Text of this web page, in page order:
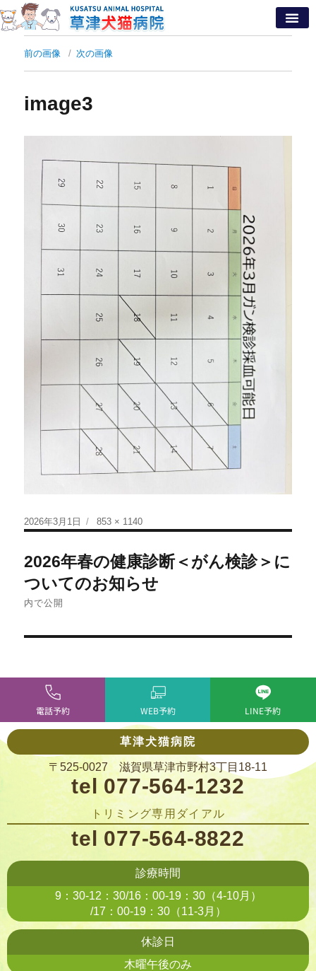
前の画像 次の画像
image3
2026年3月1日 853 × 1140
2026年春の健康診断＜がん検診＞に
ついてのお知らせ
内で公開
電話予約 WEB予約 LINE予約
草津犬猫病院
〒525-0027 滋賀県草津市野村3丁目18-11
tel 077-564-1232
トリミング専用ダイアル
tel 077-564-8822
診療時間
9：30-12：30/16：00-19：30（4-10月）
/17：00-19：30（11-3月）
休診日
木曜午後のみ